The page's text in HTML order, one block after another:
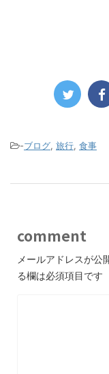
-ブログ, 旅行, 食事
comment
メールアドレスが公
る欄は必須項目です